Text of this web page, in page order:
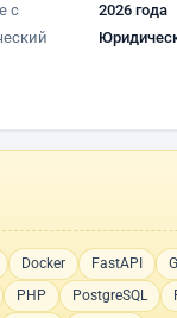
с
2026 года
Docker FastAPI
PHP PostgreSQL